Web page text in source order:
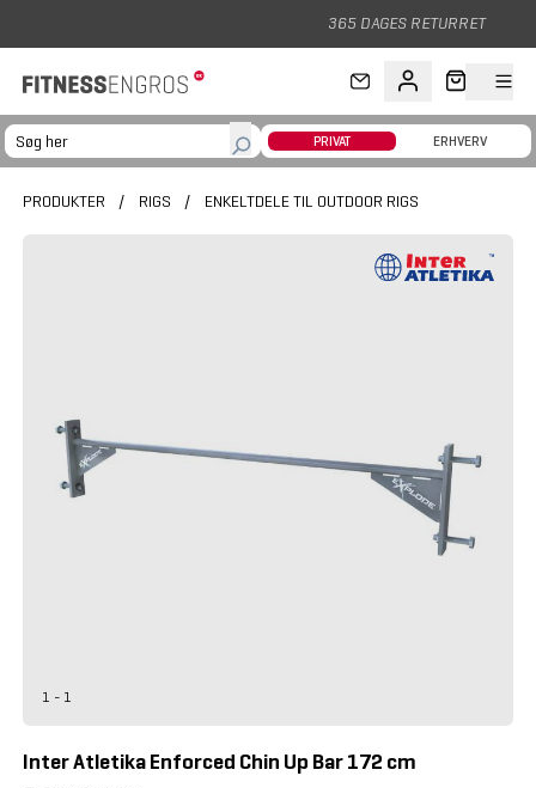
365 DAGES RETURRET
PRIVAT ERHVERV
PRODUKTER / RIGS / ENKELTDELE TIL OUTDOOR RIGS
1 - 1
Inter Atletika Enforced Chin Up Bar 172 cm